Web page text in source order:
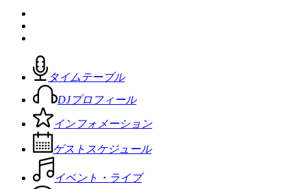
タイムテーブル
DJプロフィール
インフォメーション
ゲストスケジュール
イベント・ライブ